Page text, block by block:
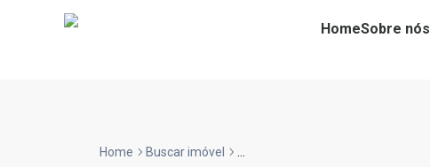
HomeSobre nós
Home Buscar imóvel ...